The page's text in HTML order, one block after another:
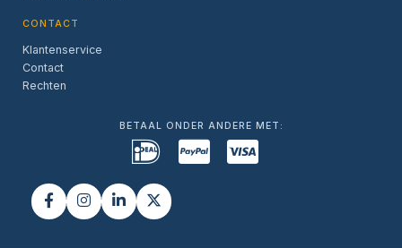
CONTACT
Klantenservice
Contact
Rechten
BETAAL ONDER ANDERE MET: